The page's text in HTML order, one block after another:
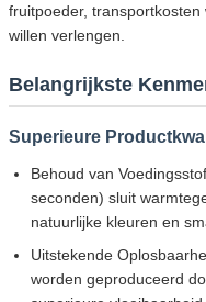
fruitpoeder,
willen verlengen.
Belangrijkste
Superieure
Behoud van
seconden) sluit
natuurlijke kleuren en
Uitstekende
worden geproduceerd